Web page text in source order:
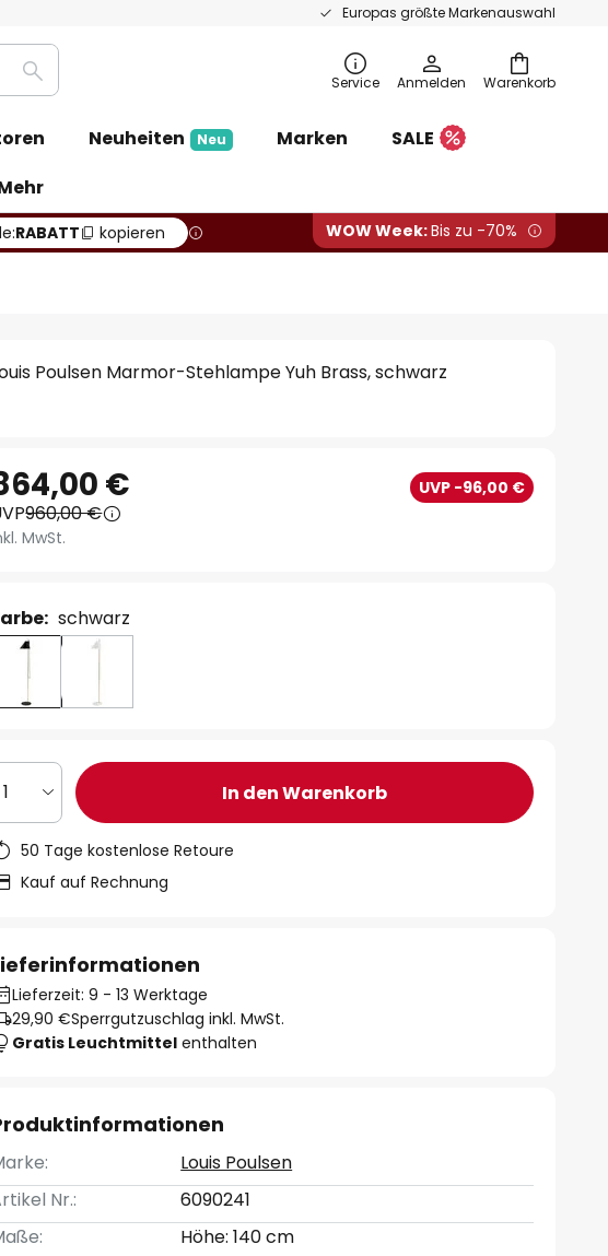
Europas größte Markenauswahl
Warenkorb
Suche Service Anmelden
Neuheiten Neu Marken
SALE
RABATT kopieren WOW Week:Bis zu -70%
Poulsen Marmor-Stehlampe Yuh Brass, schwarz
€ UVP -96,00 €
960,00 €
MwSt.
schwarz
1 In den Warenkorb
50 Tage kostenlose Retoure
Kauf auf Rechnung
Lieferzeit: 9 - 13 Werktage
29,90 €Sperrgutzuschlag inkl. MwSt.
Gratis Leuchtmittel enthalten
Louis Poulsen
Nr.:
6090241
Höhe: 140 cm